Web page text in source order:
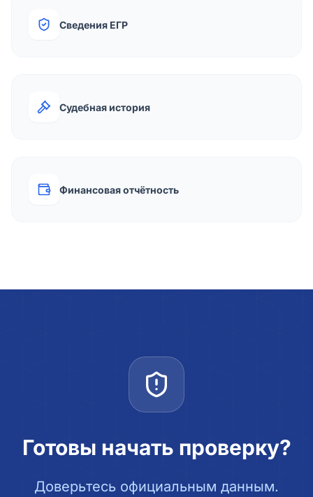
Сведения ЕГР
Судебная история
Финансовая отчётность
Готовы начать проверку?
Доверьтесь официальным данным.